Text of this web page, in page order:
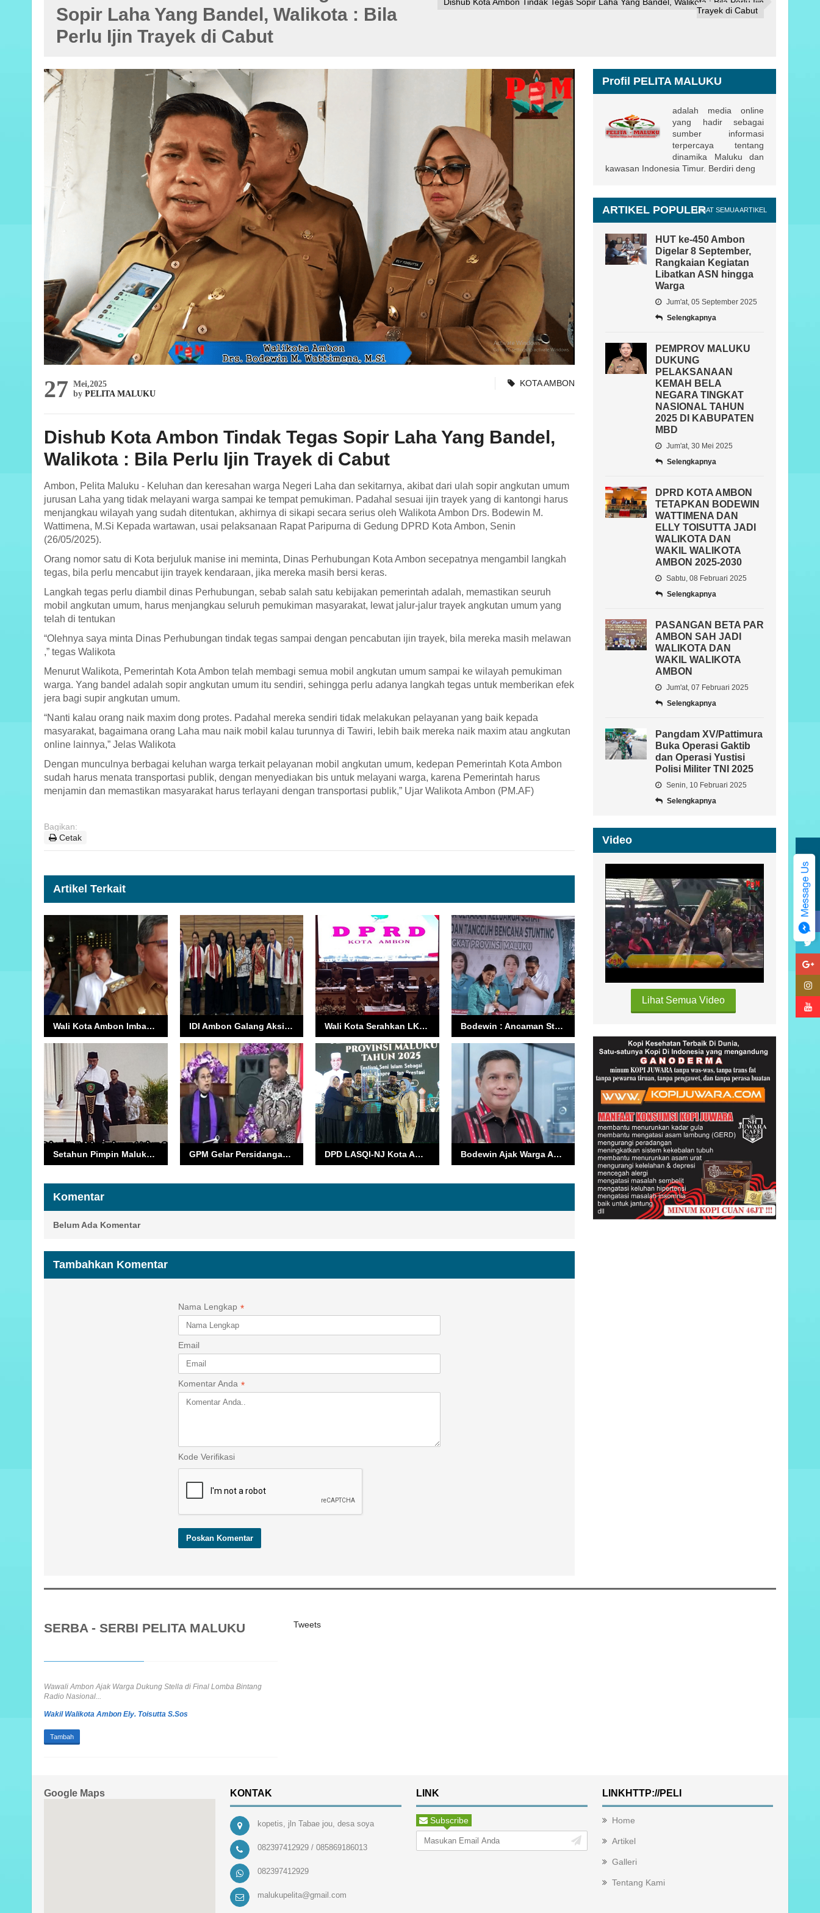
Sopir Laha Yang Bandel, Walikota : Bila
Perlu Ijin Trayek di Cabut
Trayek di Cabut
27 Mei,2025
by PELITA MALUKU
KOTA AMBON
Dishub Kota Ambon Tindak Tegas Sopir Laha Yang Bandel,
Walikota : Bila Perlu Ijin Trayek di Cabut
Ambon, Pelita Maluku - Keluhan dan keresahan warga Negeri Laha dan sekitarnya, akibat dari ulah sopir angkutan umum
jurusan Laha yang tidak melayani warga sampai ke tempat pemukiman. Padahal sesuai ijin trayek yang di kantongi harus
menjangkau wilayah yang sudah ditentukan, akhirnya di sikapi secara serius oleh Walikota Ambon Drs. Bodewin M.
Wattimena, M.Si Kepada wartawan, usai pelaksanaan Rapat Paripurna di Gedung DPRD Kota Ambon, Senin
(26/05/2025).
Orang nomor satu di Kota berjuluk manise ini meminta, Dinas Perhubungan Kota Ambon secepatnya mengambil langkah
tegas, bila perlu mencabut ijin trayek kendaraan, jika mereka masih bersi keras.
Langkah tegas perlu diambil dinas Perhubungan, sebab salah satu kebijakan pemerintah adalah, memastikan seuruh
mobil angkutan umum, harus menjangkau seluruh pemukiman masyarakat, lewat jalur-jalur trayek angkutan umum yang
telah di tentukan
“Olehnya saya minta Dinas Perhubungan tindak tegas sampai dengan pencabutan ijin trayek, bila mereka masih melawan
,” tegas Walikota
Menurut Walikota, Pemerintah Kota Ambon telah membagi semua mobil angkutan umum sampai ke wilayah pemukiman
warga. Yang bandel adalah sopir angkutan umum itu sendiri, sehingga perlu adanya langkah tegas untuk memberikan efek
jera bagi supir angkutan umum.
“Nanti kalau orang naik maxim dong protes. Padahal mereka sendiri tidak melakukan pelayanan yang baik kepada
masyarakat, bagaimana orang Laha mau naik mobil kalau turunnya di Tawiri, lebih baik mereka naik maxim atau angkutan
online lainnya,” Jelas Walikota
Dengan munculnya berbagai keluhan warga terkait pelayanan mobil angkutan umum, kedepan Pemerintah Kota Ambon
sudah harus menata transportasi publik, dengan menyediakan bis untuk melayani warga, karena Pemerintah harus
menjamin dan memastikan masyarakat harus terlayani dengan transportasi publik,” Ujar Walikota Ambon (PM.AF)
Bagikan:
Cetak
Artikel Terkait
Wali Kota Ambon Imbau Warga Siaga Banjir Rob Jelang Natal IDI Ambon Galang Aksi “Love Your Eyes” di World Sight Day 2025: Puluhan Dokter Turun Layani Masyarakat Wali Kota Serahkan LKP, Ambon Diuji Inflasi dan Perubahan Iklim Bodewin : Ancaman Stunting Tidak Kalah Serius Dibanding Bencana
Setahun Pimpin Maluku, Gubernur Hendrik Lewerissa Tegaskan Arah Transformasi di Momen Syukuran dan Buka Puasa GPM Gelar Persidangan Klasis ke - 48 DPD LASQI-NJ Kota Ambon Borong Juara, Harumkan Nama Ambon di Festival Duta Qasidah Maluku 2025 Bodewin Ajak Warga Ambon Kibarkan Merah Putih Sebulan Penuh, Kobarkan Semangat Kemerdekaan
Komentar
Belum Ada Komentar
Tambahkan Komentar
Nama Lengkap *
Email
Komentar Anda *
Kode Verifikasi
Profil PELITA MALUKU
adalah media online
yang hadir sebagai
sumber informasi
terpercaya tentang
dinamika Maluku dan
kawasan Indonesia Timur. Berdiri deng
ARTIKEL POPULERLIHAT SEMUA ARTIKEL
HUT ke-450 Ambon
Digelar 8 September,
Rangkaian Kegiatan
Libatkan ASN hingga
Warga
Jum'at, 05 September 2025
Selengkapnya
PEMPROV MALUKU
DUKUNG
PELAKSANAAN
KEMAH BELA
NEGARA TINGKAT
NASIONAL TAHUN
2025 DI KABUPATEN
MBD
Jum'at, 30 Mei 2025
Selengkapnya
DPRD KOTA AMBON
TETAPKAN BODEWIN
WATTIMENA DAN
ELLY TOISUTTA JADI
WALIKOTA DAN
WAKIL WALIKOTA
AMBON 2025-2030
Sabtu, 08 Februari 2025
Selengkapnya
PASANGAN BETA PAR
AMBON SAH JADI
WALIKOTA DAN
WAKIL WALIKOTA
AMBON
Jum'at, 07 Februari 2025
Selengkapnya
Pangdam XV/Pattimura
Buka Operasi Gaktib
dan Operasi Yustisi
Polisi Militer TNI 2025
Senin, 10 Februari 2025
Selengkapnya
Video
Lihat Semua Video
SERBA - SERBI PELITA MALUKU
Wawali Ambon Ajak Warga Dukung Stella di Final Lomba Bintang
Radio Nasional...
Wakil Walikota Ambon Ely. Toisutta S.Sos
Tambah
Tweets
Google Maps KONTAK
kopetis, jln Tabae jou, desa soya
082397412929 / 085869186013
082397412929
malukupelita@gmail.com
LINK
Subscribe
LINKHTTP://PELI
Home
Artikel
Galleri
Tentang Kami
Kategori